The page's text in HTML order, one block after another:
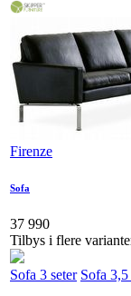
Firenze
Sofa
37 990
Tilbys i flere
Sofa 3 seter Sofa 3,5